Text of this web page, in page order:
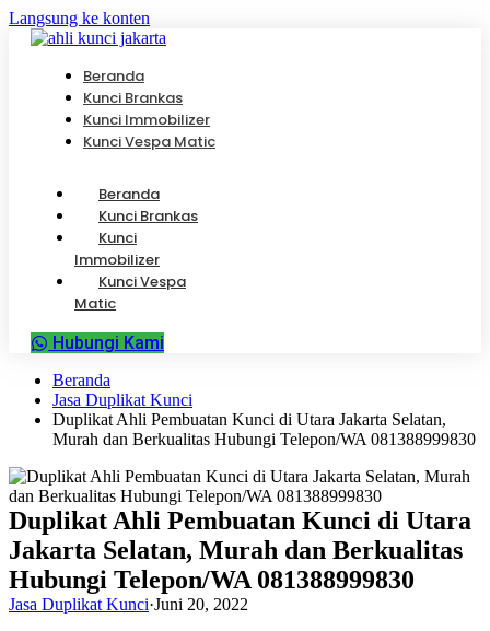
Langsung ke konten
Beranda
Kunci Brankas
Kunci Immobilizer
Kunci Vespa Matic
Beranda
Kunci Brankas
Kunci
Immobilizer
Kunci Vespa
Matic
Hubungi Kami
Beranda
Jasa Duplikat Kunci
Duplikat Ahli Pembuatan Kunci di Utara Jakarta Selatan,
Murah dan Berkualitas Hubungi Telepon/WA 081388999830
Duplikat Ahli Pembuatan Kunci di Utara
Jakarta Selatan, Murah dan Berkualitas
Hubungi Telepon/WA 081388999830
Jasa Duplikat Kunci·Juni 20, 2022